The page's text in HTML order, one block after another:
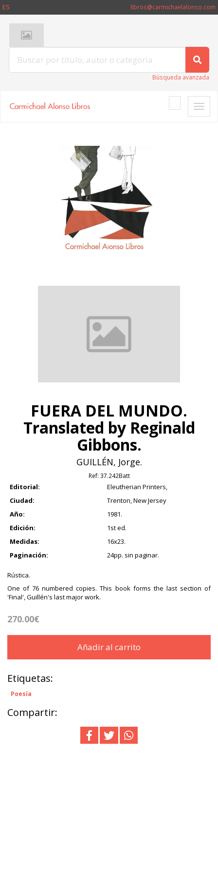
ES libros@carmichaelalonso.com
Búsqueda avanzada
Toggle
FUERA DEL MUNDO.
Translated by Reginald
Gibbons.
GUILLÉN, Jorge.
Ref: 37.242Batt
Editorial:
Eleutherian Printers,
Ciudad:
Trenton, New Jersey
Año:
1981.
Edición:
1st ed.
Medidas:
16x23.
Paginación:
24pp. sin paginar.
Rústica.
One of 76 numbered copies. This book forms the last section of
'Final', Guillén's last major work.
270.00€
Añadir al carrito
Etiquetas:
Poesía
Compartir: